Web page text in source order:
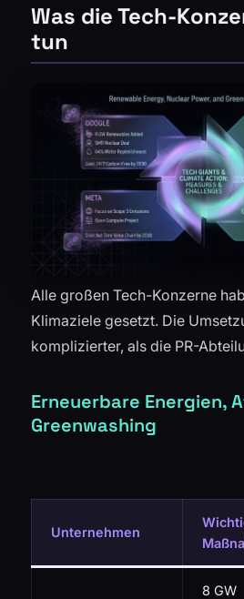
Was die Tech-
tun
Alle großen Tech-Konzerne
Klimaziele gesetzt. Die
komplizierter, als die PR-
Erneuerbare Energien,
Greenwashing
Unternehmen
8 GW